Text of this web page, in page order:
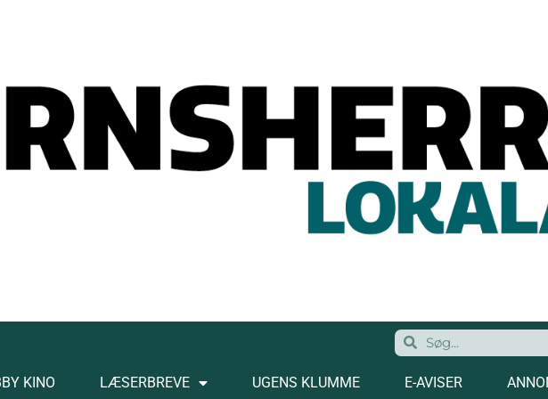
KINO LÆSERBREVE UGENS KLUMME E-AVISER